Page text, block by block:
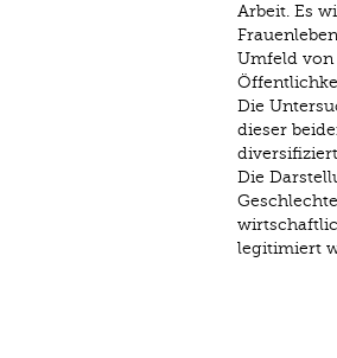
Arbeit. Es
Umfeld von
Die
dieser
Die
legitimiert